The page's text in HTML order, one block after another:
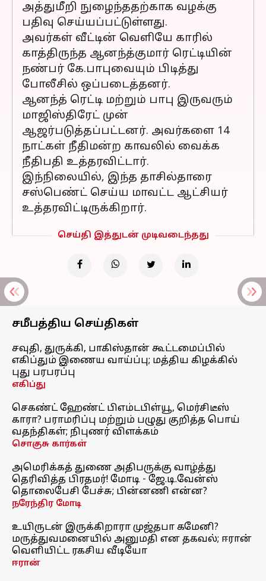
அத்துமீறி நுழைந்ததற்காக வழக்கு
பதிவு செய்யப்பட்டுள்ளது.
அவர்கள் வீட்டின் வெளியே காரில்
காத்திருந்த ஆனந்த்குமார் ரெட்டியின்
நண்பர் கே.பாபுவையும் பிடித்து
போலீசில் ஒப்படைத்தனர்.
ஆனந்த் ரெட்டி மற்றும் பாபு இருவரும்
மாஜிஸ்திரேட் முன்
ஆஜர்படுத்தப்பட்டனர். அவர்களை 14
நாட்கள் நீதிமன்ற காவலில் வைக்க
நீதிபதி உத்தரவிட்டார்.
இந்நிலையில், இந்த தாசில்தாரை
சஸ்பெண்ட் செய்ய மாவட்ட ஆட்சியர்
உத்தரவிட்டிருக்கிறார்.
செய்தி இத்துடன் முடிவடைந்தது
சமீபத்திய செய்திகள்
சவுதி, துருக்கி, பாகிஸ்தான் கூட்டமைப்பில்
எகிப்தும் இணைய வாய்ப்பு; மத்திய கிழக்கில்
புது பரபரப்பு
எகிப்து
செகண்ட் ஹேண்ட் பிஎம்டபிள்யூ, மெர்சிடீஸ்
காரா? பராமரிப்பு மற்றும் பழுது குறித்த பொய்
வதந்திகள்; நிபுணர் விளக்கம்
சொகுசு கார்கள்
அமெரிக்கத் துணை அதிபருக்கு வாழ்த்து
தெரிவித்த பிரதமர்! மோடி - ஜே.டி.வேன்ஸ்
தொலைபேசி பேச்சு; பின்னணி என்ன?
நரேந்திர மோடி
உயிருடன் இருக்கிறாரா முஜ்தபா கமேனி?
மருத்துவமனையில் அனுமதி என தகவல்; ஈரான்
வெளியிட்ட ரகசிய வீடியோ
ஈரான்